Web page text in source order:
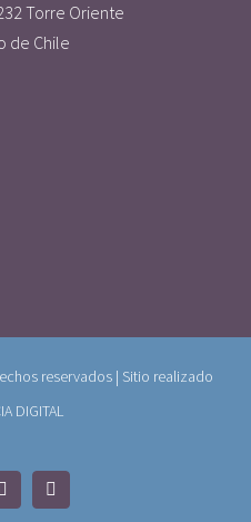
Torre Oriente
de Chile
reservados | Sitio realizado
DIGITAL
Instagram